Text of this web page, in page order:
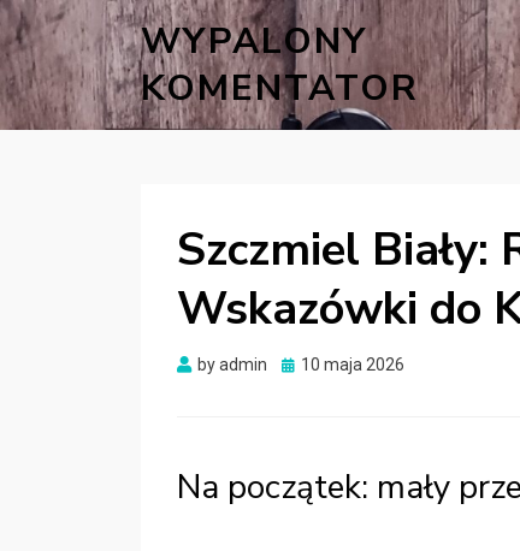
WYPALONY
KOMENTATOR
Szczmiel Biały:
Wskazówki do
byadmin
Posted
10 maja 2026
Na początek: mały